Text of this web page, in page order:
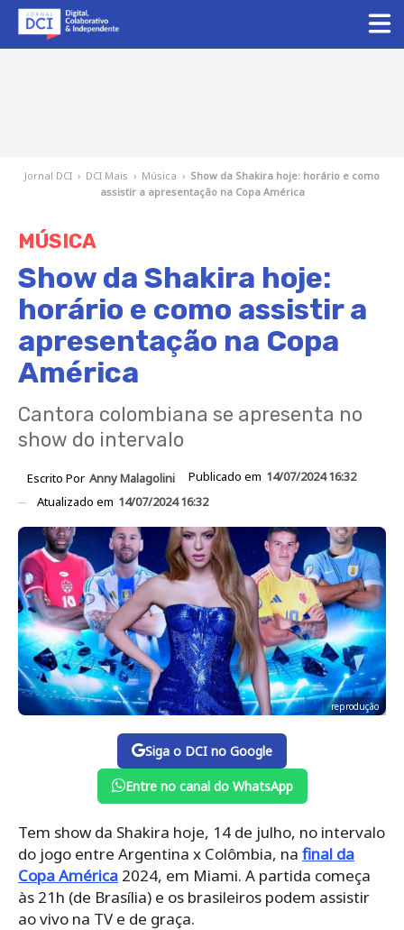
Jornal DCI › DCI Mais › Música › Show da Shakira hoje: horário e como
assistir a apresentação na Copa América
MÚSICA
Show da Shakira hoje:
horário e como assistir a
apresentação na Copa
América
Cantora colombiana se apresenta no
show do intervalo
Escrito Por Anny Malagolini Publicado em 14/07/2024 16:32
Atualizado em 14/07/2024 16:32
reprodução
Siga o DCI no Google
Entre no canal do WhatsApp
Tem show da Shakira hoje, 14 de julho, no intervalo
do jogo entre Argentina x Colômbia, na final da
Copa América 2024, em Miami. A partida começa
às 21h (de Brasília) e os brasileiros podem assistir
ao vivo na TV e de graça.